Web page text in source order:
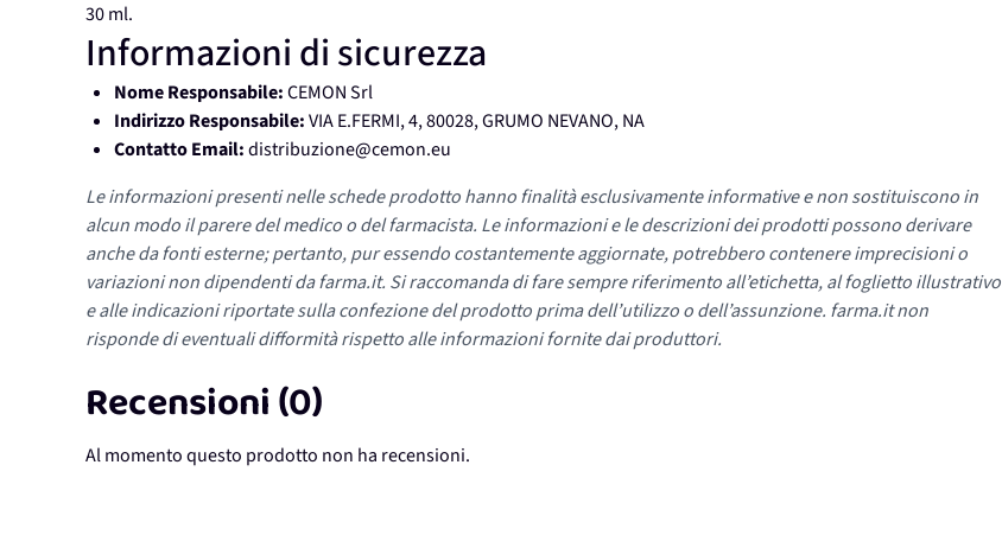
30 ml.
Informazioni di sicurezza
Nome Responsabile:CEMON Srl
Indirizzo Responsabile:VIA E.FERMI, 4, 80028, GRUMO NEVANO, NA
Contatto Email:distribuzione@cemon.eu
Le informazioni presenti nelle schede prodotto hanno finalità esclusivamente informative e non sostituiscono in
alcun modo il parere del medico o del farmacista. Le informazioni e le descrizioni dei prodotti possono derivare
anche da fonti esterne; pertanto, pur essendo costantemente aggiornate, potrebbero contenere imprecisioni o
variazioni non dipendenti da farma.it. Si raccomanda di fare sempre riferimento all’etichetta, al foglietto illustrativo
e alle indicazioni riportate sulla confezione del prodotto prima dell’utilizzo o dell’assunzione. farma.it non
risponde di eventuali difformità rispetto alle informazioni fornite dai produttori.
Recensioni (0)
Al momento questo prodotto non ha recensioni.